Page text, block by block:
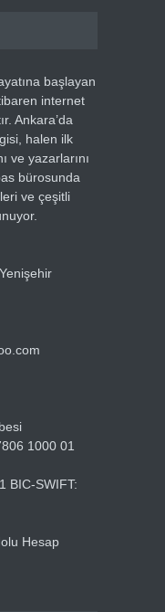
başlayan
internet
Ankara’da
halen ilk
ve yazarlarını
bürosunda
ve çeşitli
1000 01
BIC-SWIFT:
Hesap